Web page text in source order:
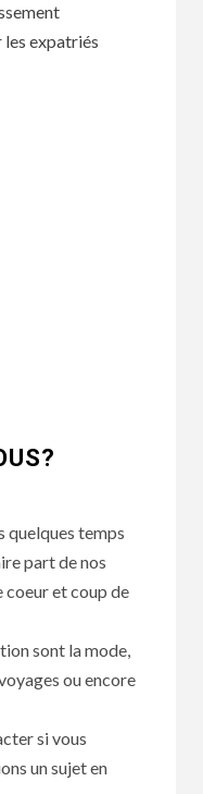
expatriés
quelques temps
part de nos
coeur et coup de
sont la mode,
ou encore
si vous
un sujet en